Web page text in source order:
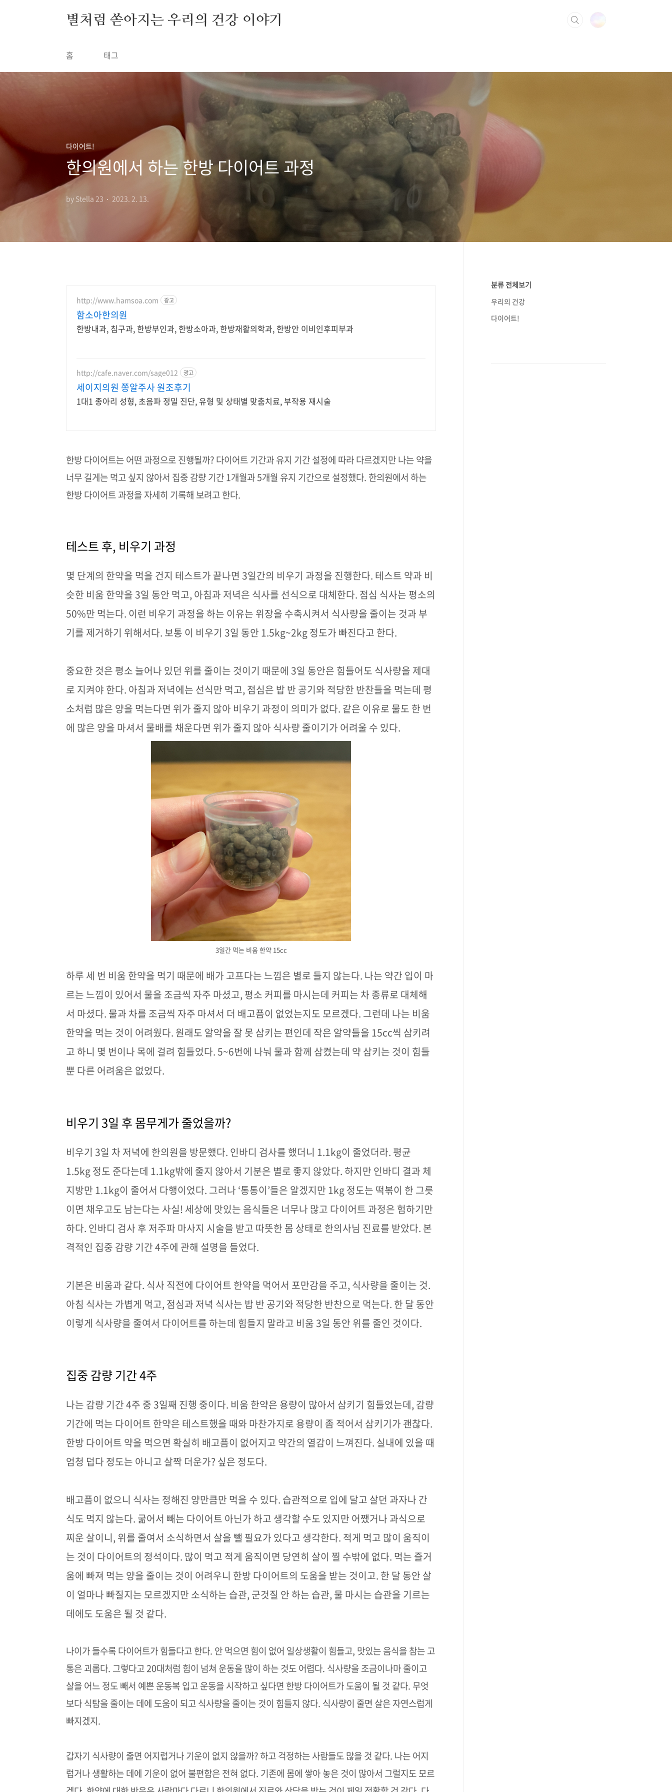
별처럼 쏟아지는 우리의 건강 이야기
홈 태그
다이어트!
한의원에서 하는 한방 다이어트 과정
by Stella 23 2023. 2. 13.
http://www.hamsoa.com 광고
함소아한의원
한방내과, 침구과, 한방부인과, 한방소아과, 한방재활의학과, 한방안 이비인후피부과
http://cafe.naver.com/sage012 광고
세이지의원 쫑알주사 원조후기
1대1 종아리 성형, 초음파 정밀 진단, 유형 및 상태별 맞춤치료, 부작용 재시술
한방 다이어트는 어떤 과정으로 진행될까?다이어트 기간과 유지 기간 설정에 따라 다르겠지만 나는 약을
너무 길게는 먹고 싶지 않아서 집중 감량 기간1개월과5개월 유지 기간으로 설정했다. 한의원에서 하는
한방 다이어트 과정을 자세히 기록해 보려고 한다.
테스트 후, 비우기 과정
몇 단계의 한약을 먹을 건지 테스트가 끝나면 3일간의 비우기 과정을 진행한다. 테스트 약과 비
슷한 비움 한약을3일 동안 먹고,아침과 저녁은 식사를 선식으로 대체한다. 점심 식사는 평소의
50%만 먹는다. 이런 비우기 과정을 하는 이유는 위장을 수축시켜서 식사량을 줄이는 것과 부
기를 제거하기 위해서다. 보통 이 비우기 3일 동안 1.5kg~2kg정도가 빠진다고 한다.
중요한 것은 평소 늘어나 있던 위를 줄이는 것이기 때문에 3일 동안은 힘들어도 식사량을 제대
로 지켜야 한다. 아침과 저녁에는 선식만 먹고,점심은 밥 반 공기와 적당한 반찬들을 먹는데 평
소처럼 많은 양을 먹는다면 위가 줄지 않아 비우기 과정이 의미가 없다. 같은 이유로 물도 한 번
에 많은 양을 마셔서 물배를 채운다면 위가 줄지 않아 식사량 줄이기가 어려울 수 있다.
3일간 먹는 비움 한약 15cc
하루 세 번 비움 한약을 먹기 때문에 배가 고프다는 느낌은 별로 들지 않는다. 나는 약간 입이 마
르는 느낌이 있어서 물을 조금씩 자주 마셨고,평소 커피를 마시는데 커피는 차 종류로 대체해
서 마셨다. 물과 차를 조금씩 자주 마셔서 더 배고픔이 없었는지도 모르겠다. 그런데 나는 비움
한약을 먹는 것이 어려웠다. 원래도 알약을 잘 못 삼키는 편인데 작은 알약들을 15cc씩 삼키려
고 하니 몇 번이나 목에 걸려 힘들었다. 5~6번에 나눠 물과 함께 삼켰는데 약 삼키는 것이 힘들
뿐 다른 어려움은 없었다.
비우기 3일 후 몸무게가 줄었을까?
비우기 3일 차 저녁에 한의원을 방문했다. 인바디 검사를 했더니 1.1kg이 줄었더라. 평균
1.5kg정도 준다는데 1.1kg밖에 줄지 않아서 기분은 별로 좋지 않았다. 하지만 인바디 결과 체
지방만 1.1kg이 줄어서 다행이었다. 그러나 ‘통통이’들은 알겠지만 1kg정도는 떡볶이 한 그릇
이면 채우고도 남는다는 사실! 세상에 맛있는 음식들은 너무나 많고 다이어트 과정은 험하기만
하다. 인바디 검사 후 저주파 마사지 시술을 받고 따뜻한 몸 상태로 한의사님 진료를 받았다. 본
격적인 집중 감량 기간4주에 관해 설명을 들었다.
기본은 비움과 같다. 식사 직전에 다이어트 한약을 먹어서 포만감을 주고,식사량을 줄이는 것.
아침 식사는 가볍게 먹고,점심과 저녁 식사는 밥 반 공기와 적당한 반찬으로 먹는다. 한 달 동안
이렇게 식사량을 줄여서 다이어트를 하는데 힘들지 말라고 비움3일 동안 위를 줄인 것이다.
집중 감량 기간4주
나는 감량 기간4주 중3일째 진행 중이다. 비움 한약은 용량이 많아서 삼키기 힘들었는데,감량
기간에 먹는 다이어트 한약은 테스트했을 때와 마찬가지로 용량이 좀 적어서 삼키기가 괜찮다.
한방 다이어트 약을 먹으면 확실히 배고픔이 없어지고 약간의 열감이 느껴진다. 실내에 있을 때
엄청 덥다 정도는 아니고 살짝 더운가? 싶은 정도다.
배고픔이 없으니 식사는 정해진 양만큼만 먹을 수 있다. 습관적으로 입에 달고 살던 과자나 간
식도 먹지 않는다. 굶어서 빼는 다이어트 아닌가 하고 생각할 수도 있지만 어쨌거나 과식으로
찌운 살이니,위를 줄여서 소식하면서 살을 뺄 필요가 있다고 생각한다. 적게 먹고 많이 움직이
는 것이 다이어트의 정석이다. 많이 먹고 적게 움직이면 당연히 살이 찔 수밖에 없다. 먹는 즐거
움에 빠져 먹는 양을 줄이는 것이 어려우니 한방 다이어트의 도움을 받는 것이고. 한 달 동안 살
이 얼마나 빠질지는 모르겠지만 소식하는 습관,군것질 안 하는 습관,물 마시는 습관을 기르는
데에도 도움은 될 것 같다.
나이가 들수록 다이어트가 힘들다고 한다. 안 먹으면 힘이 없어 일상생활이 힘들고, 맛있는 음식을 참는 고
통은 괴롭다. 그렇다고20대처럼 힘이 넘쳐 운동을 많이 하는 것도 어렵다. 식사량을 조금이나마 줄이고
살을 어느 정도 빼서 예쁜 운동복 입고 운동을 시작하고 싶다면 한방 다이어트가 도움이 될 것 같다. 무엇
보다 식탐을 줄이는 데에 도움이 되고 식사량을 줄이는 것이 힘들지 않다. 식사량이 줄면 살은 자연스럽게
빠지겠지.
갑자기 식사량이 줄면 어지럽거나 기운이 없지 않을까?하고 걱정하는 사람들도 많을 것 같다. 나는 어지
럽거나 생활하는 데에 기운이 없어 불편함은 전혀 없다. 기존에 몸에 쌓아 놓은 것이 많아서 그럴지도 모르
분류 전체보기
우리의 건강
다이어트!